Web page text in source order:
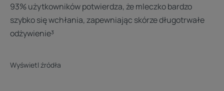
1 - Działanie odżywcze potwierdzone w badaniu in vitro przez 24h
1 - Działanie odżywcze potwierdzone w badaniu in vitro przez 24h .
93% użytkowników potwierdza, że mleczko bardzo
szybko się wchłania, zapewniając skórze długotrwałe
odżywienie³
Wyświetl źródła